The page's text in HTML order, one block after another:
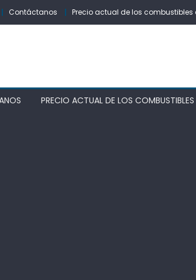
Contáctanos Precio actual de los combustibles
PRECIO ACTUAL DE LOS